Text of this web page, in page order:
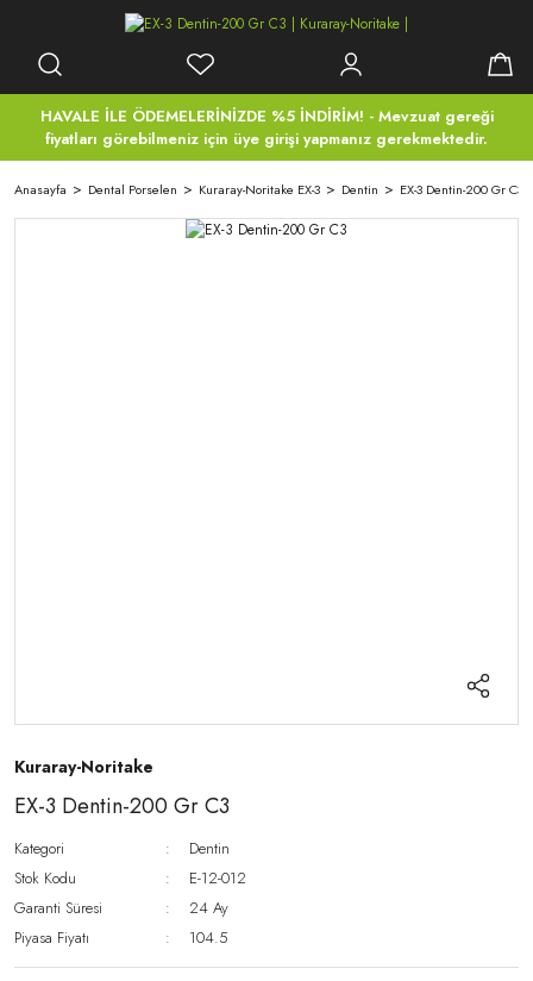
HAVALE İLE ÖDEMELERİNİZDE %5 İNDİRİM! - Mevzuat gereği
fiyatları görebilmeniz için üye girişi yapmanız gerekmektedir.
Anasayfa Dental Porselen Kuraray-Noritake EX-3 Dentin EX-3 Dentin-200 Gr C3
Kuraray-Noritake
EX-3 Dentin-200 Gr C3
Kategori
Dentin
Stok Kodu
E-12-012
Garanti Süresi
24 Ay
Piyasa Fiyatı
104.5